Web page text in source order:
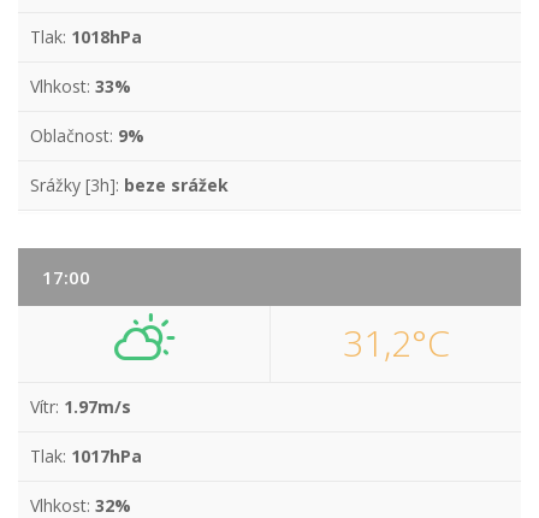
Tlak: 1018hPa
Vlhkost: 33%
Oblačnost: 9%
Srážky [3h]: beze srážek
17:00
31,2°C
Vítr: 1.97m/s
Tlak: 1017hPa
Vlhkost: 32%